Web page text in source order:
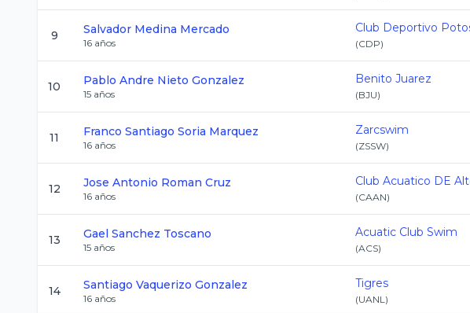
9 Salvador Medina Mercado
16 años
Club Deportivo
(CDP)
10 Pablo Andre Nieto Gonzalez
15 años
Benito Juarez
(BJU)
11 Franco Santiago Soria Marquez
16 años
Zarcswim
(ZSSW)
12 Jose Antonio Roman Cruz
16 años
Club Acuatico DE
(CAAN)
13 Gael Sanchez Toscano
15 años
Acuatic Club Swim
(ACS)
14 Santiago Vaquerizo Gonzalez
16 años
Tigres
(UANL)